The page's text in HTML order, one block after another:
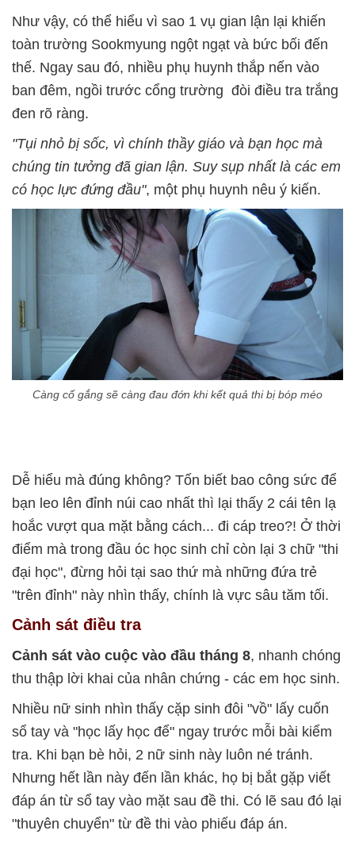
Như vậy, có thể hiểu vì sao 1 vụ gian lận lại khiến
toàn trường Sookmyung ngột ngạt và bức bối đến
thế. Ngay sau đó, nhiều phụ huynh thắp nến vào
ban đêm, ngồi trước cổng trường đòi điều tra trắng
đen rõ ràng.
"Tụi nhỏ bị sốc, vì chính thầy giáo và bạn học mà
chúng tin tưởng đã gian lận. Suy sụp nhất là các em
có học lực đứng đầu", một phụ huynh nêu ý kiến.
Càng cố gắng sẽ càng đau đớn khi kết quả thi bị bóp méo
Dễ hiểu mà đúng không? Tốn biết bao công sức để
bạn leo lên đỉnh núi cao nhất thì lại thấy 2 cái tên lạ
hoắc vượt qua mặt bằng cách... đi cáp treo?! Ở thời
điểm mà trong đầu óc học sinh chỉ còn lại 3 chữ "thi
đại học", đừng hỏi tại sao thứ mà những đứa trẻ
"trên đỉnh" này nhìn thấy, chính là vực sâu tăm tối.
Cảnh sát điều tra
Cảnh sát vào cuộc vào đầu tháng 8, nhanh chóng
thu thập lời khai của nhân chứng - các em học sinh.
Nhiều nữ sinh nhìn thấy cặp sinh đôi "vồ" lấy cuốn
sổ tay và "học lấy học để" ngay trước mỗi bài kiểm
tra. Khi bạn bè hỏi, 2 nữ sinh này luôn né tránh.
Nhưng hết lần này đến lần khác, họ bị bắt gặp viết
đáp án từ sổ tay vào mặt sau đề thi. Có lẽ sau đó lại
"thuyên chuyển" từ đề thi vào phiếu đáp án.